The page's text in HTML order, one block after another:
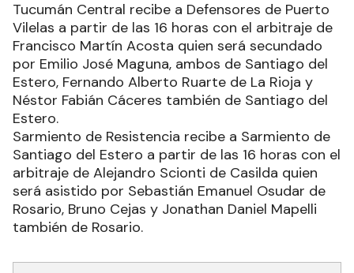
Tucumán Central recibe a Defensores de Puerto
Vilelas a partir de las 16 horas con el arbitraje de
Francisco Martín Acosta quien será secundado
por Emilio José Maguna, ambos de Santiago del
Estero, Fernando Alberto Ruarte de La Rioja y
Néstor Fabián Cáceres también de Santiago del
Estero.
Sarmiento de Resistencia recibe a Sarmiento de
Santiago del Estero a partir de las 16 horas con el
arbitraje de Alejandro Scionti de Casilda quien
será asistido por Sebastián Emanuel Osudar de
Rosario, Bruno Cejas y Jonathan Daniel Mapelli
también de Rosario.